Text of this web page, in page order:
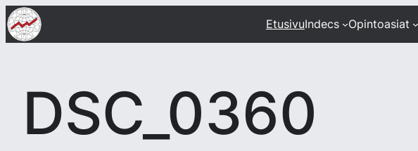
Siirry
sisältöön
EtusivuIndecs Opintoasiat
DSC_0360